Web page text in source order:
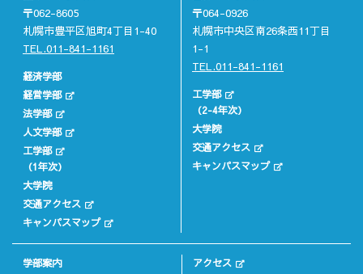
〒062-8605
札幌市豊平区旭町4丁目1-40
TEL.011-841-1161
経済学部
経営学部
法学部
人文学部
工学部
（1年次）
大学院
交通アクセス
キャンパスマップ
〒064-0926
札幌市中央区南26条西11丁目
1-1
TEL.011-841-1161
工学部
（2-4年次）
大学院
交通アクセス
キャンパスマップ
学部案内
アクセス